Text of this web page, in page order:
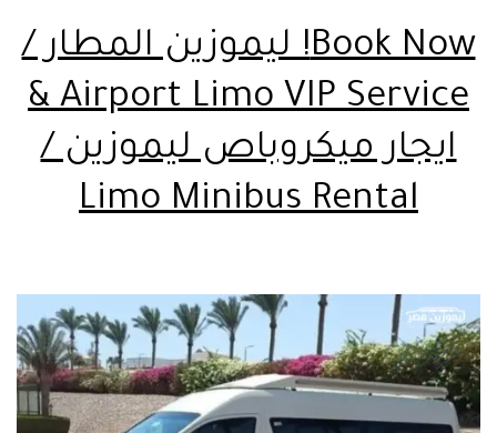
Book Now! ليموزين المطار /
Airport Limo VIP Service &
ايجار ميكروباص ليموزين /
Limo Minibus Rental